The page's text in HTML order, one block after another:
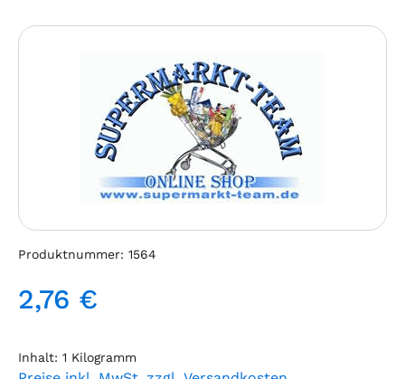
Bildergalerie überspringen
Produktnummer: 1564
Regulärer Preis:
2,76 €
Inhalt: 1 Kilogramm